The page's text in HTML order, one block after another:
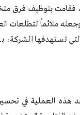
فقامت بتوظيف
ملائماً لتطلعات
تستهدفها الشركة،
هذه العملية في